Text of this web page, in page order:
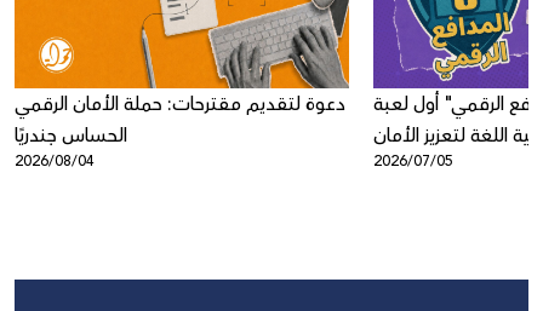
دعوة لتقديم مقترحات: حملة الأمان الرقمي
الحساس جندريًا
2026/08/04
الرقمي" أول لعبة
اللغة لتعزيز الأمان
الرقمي لدى الأطفال
2026/07/05